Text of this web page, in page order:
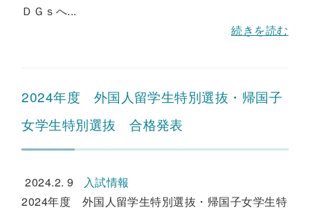
ＤＧｓへ...
続きを読む
2024年度 外国人留学生特別選抜・帰国子
女学生特別選抜 合格発表
2024.2. 9
入試情報
2024年度 外国人留学生特別選抜・帰国子女学生特